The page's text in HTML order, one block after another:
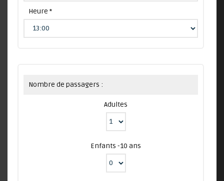
Heure *
Nombre de passagers :
Adultes
Enfants -10 ans